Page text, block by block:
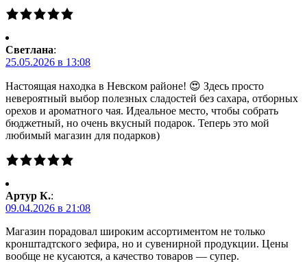
Светлана:
25.05.2026 в 13:08
Настоящая находка в Невском районе! 😍 Здесь просто
невероятный выбор полезных сладостей без сахара, отборных
орехов и ароматного чая. Идеальное место, чтобы собрать
бюджетный, но очень вкусный подарок. Теперь это мой
любимый магазин для подарков)
Артур К.:
09.04.2026 в 21:08
Магазин порадовал широким ассортиментом не только
кронштадтского зефира, но и сувенирной продукции. Цены
вообще не кусаются, а качество товаров — супер.